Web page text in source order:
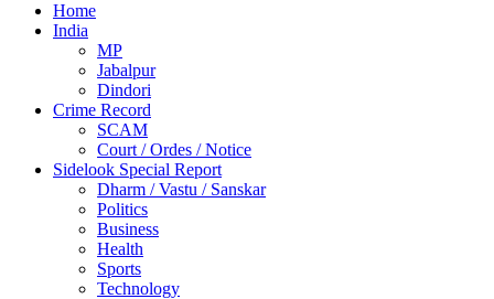
Home
India
MP
Jabalpur
Dindori
Crime Record
SCAM
Court / Ordes / Notice
Sidelook Special Report
Dharm / Vastu / Sanskar
Politics
Business
Health
Sports
Technology